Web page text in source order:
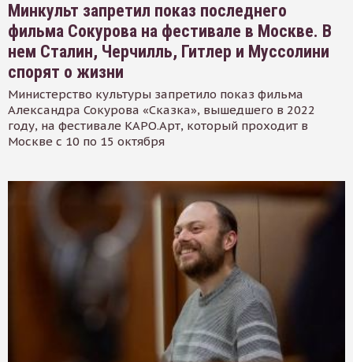
Минкульт запретил показ последнего
фильма Сокурова на фестивале в Москве. В
нем Сталин, Черчилль, Гитлер и Муссолини
спорят о жизни
Министерство культуры запретило показ фильма
Александра Сокурова «Сказка», вышедшего в 2022
году, на фестивале КАРО.Арт, который проходит в
Москве с 10 по 15 октября